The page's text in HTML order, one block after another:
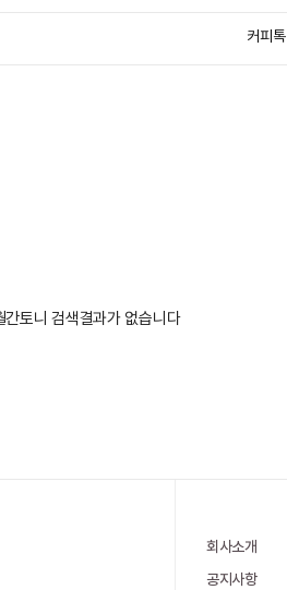
커피
간토니 검색결과가 없습니다
회사소개
공지사항